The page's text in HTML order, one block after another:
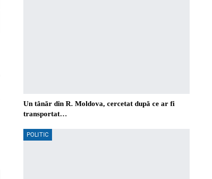
Un tânăr din R. Moldova, cercetat după ce ar fi
transportat…
POLITIC